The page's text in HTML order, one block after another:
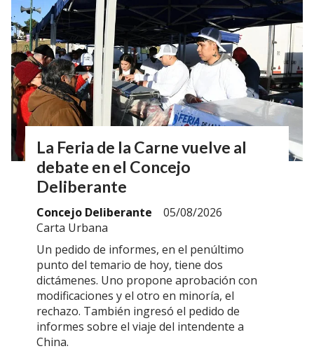
La Feria de la Carne vuelve al
debate en el Concejo
Deliberante
Carta Urbana
Concejo Deliberante 05/08/2026
Un pedido de informes, en el penúltimo
punto del temario de hoy, tiene dos
dictámenes. Uno propone aprobación con
modificaciones y el otro en minoría, el
rechazo. También ingresó el pedido de
informes sobre el viaje del intendente a
China.